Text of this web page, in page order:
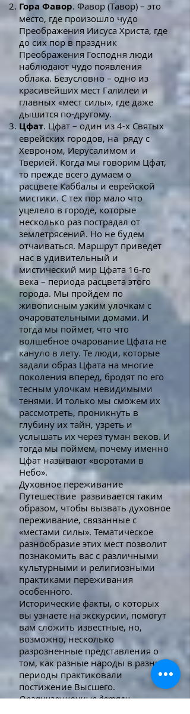
Гора Фавор. Фавор (Тавор) – это
место, где произошло чудо
Преображения Иисуса Христа, где
до сих пор в праздник
Преображения Господня люди
наблюдают чудо появления
облака. Безусловно – одно из
красивейших мест Галилеи и
главных «мест силы», где даже
дышится по-другому.
Цфат. Цфат – один из 4-х Святых
еврейских городов, на ряду с
Хевроном, Иерусалимом и
Тверией. Когда мы говорим Цфат,
то прежде всего думаем о
расцвете Каббалы и еврейской
мистики. С тех пор мало что
уцелело в городе, которые
несколько раз пострадал от
землетрясений. Но не будем
отчаиваться. Маршрут приведет
нас в удивительный и
мистический мир Цфата 16-го
века – периода расцвета этого
города. Мы пройдем по
живописным узким улочкам с
очаровательными домами. И
тогда мы поймет, что что
волшебное очарование Цфата не
кануло в лету. Те люди, которые
задали образ Цфата на многие
поколения вперед, бродят по его
тесным улочкам невидимыми
тенями. И только мы сможем их
рассмотреть, проникнуть в
глубину их тайн, узреть и
услышать их через туман веков. И
тогда мы поймем, почему именно
Цфат называют «воротами в
Небо».
Духовное переживание
Путешествие развивается таким
образом, чтобы вызвать духовное
переживание, связанные с
«местами силы». Тематическое
разнообразие этих мест позволит
познакомить вас с различными
культурными и религиозными
практиками переживания
особенного.
Исторические факты, о которых
вы узнаете на экскурсии, помогут
вам сложить известные, но,
возможно, несколько
разрозненные представления о
том, как разные народы в разные
периоды практиковали
постижение Высшего.
Организационные детали